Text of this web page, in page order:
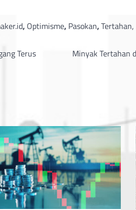
, Optimisme, Pasokan,Tertahan,
Terus
Minyak Tertahan